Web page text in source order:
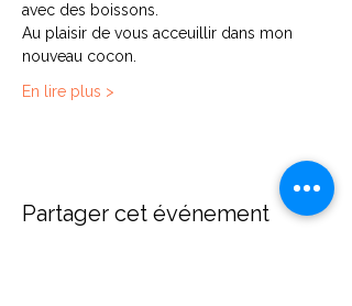
avec des boissons.
Au plaisir de vous acceuillir dans mon
nouveau cocon.
En lire plus >
Partager cet événement